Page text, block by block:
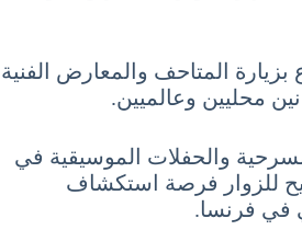
بزيارة المتاحف والمعارض الفنية
محليين وعالميين.
والحفلات الموسيقية في
للزوار فرصة استكشاف
في فرنسا.